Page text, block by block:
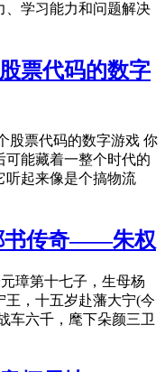
、学习能力和问题解决
票代码的数字
股票代码的数字游戏 你
可能藏着一整个时代的
起来像是个搞物流
书传奇——朱权
璋第十七子，生母杨
王，十五岁赴藩大宁(今
车六千，麾下朵颜三卫